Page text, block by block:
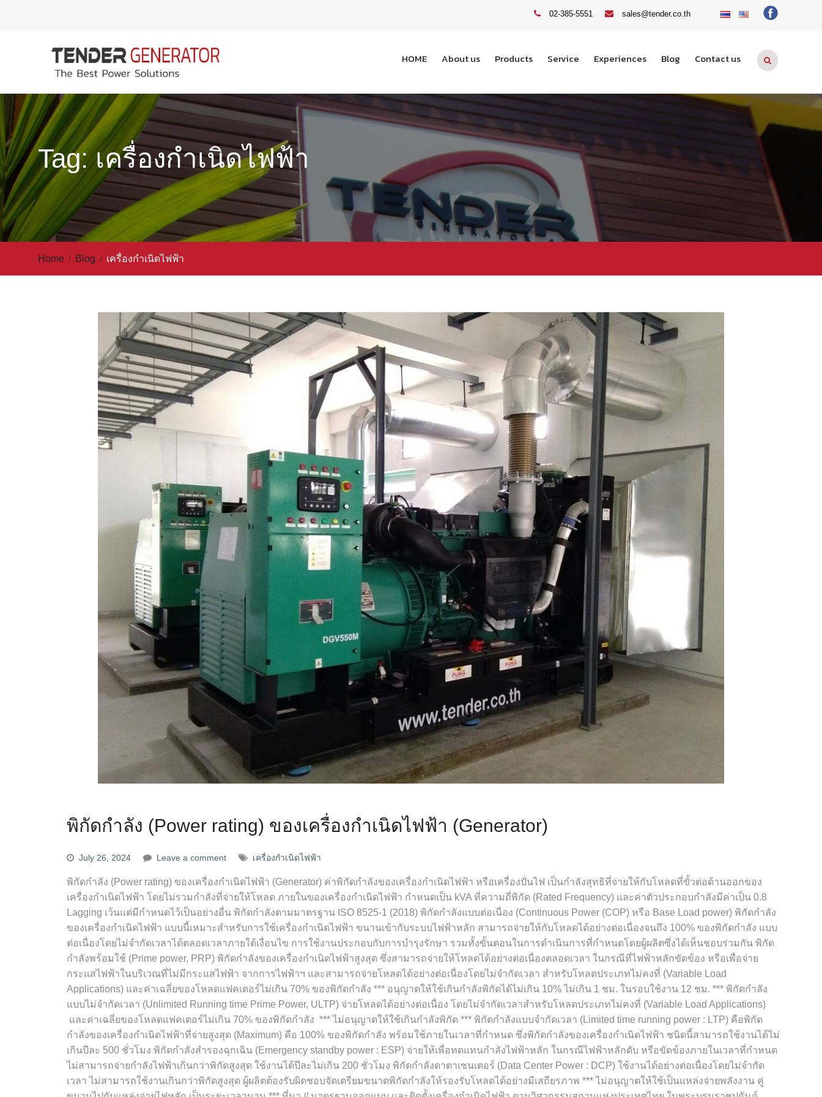
02-385-5551 sales@tender.co.th
HOME About us Products Service Experiences Blog Contact us
Tag: เครื่องกำเนิดไฟฟ้า
Home Blog เครื่องกำเนิดไฟฟ้า
พิกัดกำลัง (Power rating) ของเครื่องกำเนิดไฟฟ้า (Generator)
July 26, 2024 Leave a comment เครื่องกำเนิดไฟฟ้า
พิกัดกำลัง (Power rating) ของเครื่องกำเนิดไฟฟ้า (Generator) ค่าพิกัดกำลังของเครื่องกำเนิดไฟฟ้า หรือเครื่องปั่นไฟ เป็นกำลังสุทธิที่จ่ายให้กับโหลดที่ขั้วต่อด้านออกของ
เครื่องกำเนิดไฟฟ้า โดยไม่รวมกำลังที่จ่ายให้โหลด ภายในของเครื่องกำเนิดไฟฟ้า กำหนดเป็น kVA ที่ความถี่พิกัด (Rated Frequency) และค่าตัวประกอบกำลังมีค่าเป็น 0.8
Lagging เว้นแต่มีกำหนดไว้เป็นอย่างอื่น พิกัดกำลังตามมาตรฐาน ISO 8525-1 (2018) พิกัดกำลังแบบต่อเนื่อง (Continuous Power (COP) หรือ Base Load power) พิกัดกำลัง
ของเครื่องกำเนิดไฟฟ้า แบบนี้เหมาะสำหรับการใช้เครื่องกำเนิดไฟฟ้า ขนานเข้ากับระบบไฟฟ้าหลัก สามารถจ่ายให้กับโหลดได้อย่างต่อเนื่องจนถึง 100% ของพิกัดกำลัง แบบ
ต่อเนื่องโดยไม่จำกัดเวลาได้ตลอดเวลาภายใต้เงื่อนไข การใช้งานประกอบกับการบำรุงรักษา รวมทั้งขั้นตอนในการดำเนินการที่กำหนดโดยผู้ผลิตซึ่งได้เห็นชอบร่วมกัน พิกัด
กำลังพร้อมใช้ (Prime power, PRP) พิกัดกำลังของเครื่องกำเนิดไฟฟ้าสูงสุด ซึ่งสามารถจ่ายให้โหลดได้อย่างต่อเนื่องตลอดเวลา ในกรณีที่ไฟฟ้าหลักขัดข้อง หรือเพื่อจ่าย
กระแสไฟฟ้าในบริเวณที่ไม่มีกระแสไฟฟ้า จากการไฟฟ้าฯ และสามารถจ่ายโหลดได้อย่างต่อเนื่องโดยไม่จำกัดเวลา สำหรับโหลดประเภทไม่คงที่ (Variable Load
Applications) และค่าเฉลี่ยของโหลดแฟคเตอร์ไม่เกิน 70% ของพิกัดกำลัง *** อนุญาตให้ใช้เกินกำลังพิกัดได้ไม่เกิน 10% ไม่เกิน 1 ชม. ในรอบใช้งาน 12 ชม. *** พิกัดกำลัง
แบบไม่จำกัดเวลา (Unlimited Running time Prime Power, ULTP) จ่ายโหลดได้อย่างต่อเนื่อง โดยไม่จำกัดเวลาสำหรับโหลดประเภทไม่คงที่ (Variable Load Applications)
และค่าเฉลี่ยของโหลดแฟคเตอร์ไม่เกิน 70% ของพิกัดกำลัง *** ไม่อนุญาตให้ใช้เกินกำลังพิกัด *** พิกัดกำลังแบบจำกัดเวลา (Limited time running power : LTP) คือพิกัด
กำลังของเครื่องกำเนิดไฟฟ้าที่จ่ายสูงสุด (Maximum) คือ 100% ของพิกัดกำลัง พร้อมใช้ภายในเวลาที่กำหนด ซึ่งพิกัดกำลังของเครื่องกำเนิดไฟฟ้า ชนิดนี้สามารถใช้งานได้ไม่
เกินปีละ 500 ชั่วโมง พิกัดกำลังสำรองฉุกเฉิน (Emergency standby power : ESP) จ่ายให้เพื่อทดแทนกำลังไฟฟ้าหลัก ในกรณีไฟฟ้าหลักดับ หรือขัดข้องภายในเวลาที่กำหนด
ไม่สามารถจ่ายกำลังไฟฟ้าเกินกว่าพิกัดสูงสุด ใช้งานได้ปีละไม่เกิน 200 ชั่วโมง พิกัดกำลังดาตาเซนเตอร์ (Data Center Power : DCP) ใช้งานได้อย่างต่อเนื่องโดยไม่จำกัด
เวลา ไม่สามารถใช้งานเกินกว่าพิกัดสูงสุด ผู้ผลิตต้องรับผิดชอบจัดเตรียมขนาดพิกัดกำลังให้รองรับโหลดได้อย่างมีเสถียรภาพ *** ไม่อนุญาตให้ใช้เป็นแหล่งจ่ายพลังงาน คู่